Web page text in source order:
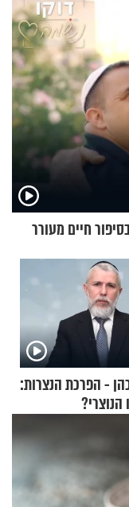
חיים מעורר
- הפרכת הנצרות:
הנוצרי?